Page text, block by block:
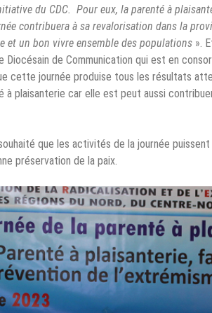
du CDC. Pour eux, la parenté à
contribuera à sa revalorisation dans la
et un bon vivre ensemble des populations ».
de Communication qui est en
cette journée produise tous les résultats
à plaisanterie car elle est peut aussi
que les activités de la journée
préservation de la paix.